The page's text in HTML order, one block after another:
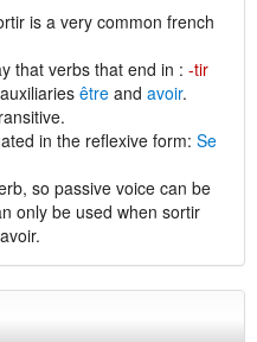
is a very common french
that verbs that end in : -tir
être and avoir.
in the reflexive form: Se
so passive voice can be
only be used when sortir